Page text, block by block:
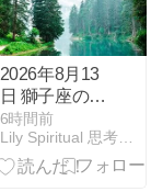
2026年8月13
日 獅子座の新
月
6時間前
Lily Spiritual 思考の限界を超えて